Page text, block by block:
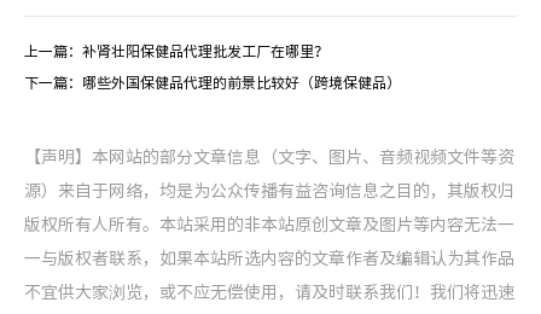
上一篇： 补肾壮阳保健品代理批发工厂在哪里？
下一篇： 哪些外国保健品代理的前景比较好（跨境保健品）
【声明】本网站的部分文章信息（文字、图片、音频视频文件等资
源）来自于网络，均是为公众传播有益咨询信息之目的，其版权归
版权所有人所有。本站采用的非本站原创文章及图片等内容无法一
一与版权者联系，如果本站所选内容的文章作者及编辑认为其作品
不宜供大家浏览，或不应无偿使用，请及时联系我们！我们将迅速